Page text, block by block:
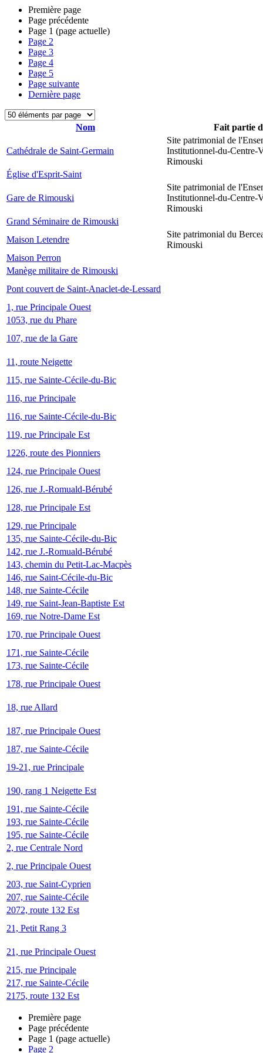
Première page
Page précédente
Page 1 (page actuelle)
Page 2
Page 3
Page 4
Page 5
Page suivante
Dernière page
Nom Fait partie
Cathédrale de Saint-Germain
Site patrimonial de
Institutionnel-du-Centre-
Rimouski
Église d'Esprit-Saint
Gare de Rimouski
Site patrimonial de
Institutionnel-du-Centre-
Rimouski
Grand Séminaire de Rimouski
Maison Letendre
Site patrimonial du
Rimouski
Maison Perron
Manège militaire de Rimouski
Pont couvert de Saint-Anaclet-de-Lessard
1, rue Principale Ouest
1053, rue du Phare
107, rue de la Gare
11, route Neigette
115, rue Sainte-Cécile-du-Bic
116, rue Principale
116, rue Sainte-Cécile-du-Bic
119, rue Principale Est
1226, route des Pionniers
124, rue Principale Ouest
126, rue J.-Romuald-Bérubé
128, rue Principale Est
129, rue Principale
135, rue Sainte-Cécile-du-Bic
142, rue J.-Romuald-Bérubé
143, chemin du Petit-Lac-Macpès
146, rue Saint-Cécile-du-Bic
148, rue Sainte-Cécile
149, rue Saint-Jean-Baptiste Est
169, rue Notre-Dame Est
170, rue Principale Ouest
171, rue Sainte-Cécile
173, rue Sainte-Cécile
178, rue Principale Ouest
18, rue Allard
187, rue Principale Ouest
187, rue Sainte-Cécile
19-21, rue Principale
190, rang 1 Neigette Est
191, rue Sainte-Cécile
193, rue Sainte-Cécile
195, rue Sainte-Cécile
2, rue Centrale Nord
2, rue Principale Ouest
203, rue Saint-Cyprien
207, rue Sainte-Cécile
2072, route 132 Est
21, Petit Rang 3
21, rue Principale Ouest
215, rue Principale
217, rue Sainte-Cécile
2175, route 132 Est
Première page
Page précédente
Page 1 (page actuelle)
Page 2